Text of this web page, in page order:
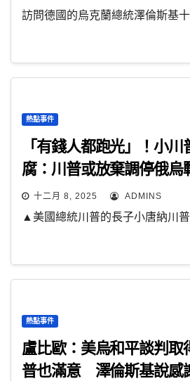
訪問德國的烏克蘭總統澤倫斯基
熱點事件
「有錢人都跑光」！小
腐：川普或放棄調停俄烏
十二月 8, 2025 ADMINS
▲美國總統川普的長子小唐納川
熱點事件
盧比歐：美烏和平談判取
普也滿意 澤倫斯基說感